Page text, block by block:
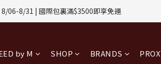
正價商品 贈【威靈頓 / 波士頓墨鏡】(數量有限
8/06-8/31 | 國際包裏滿$3500即享免運
正價商品 贈【威靈頓 / 波士頓墨鏡】(數量有
by M SHOP BRANDS